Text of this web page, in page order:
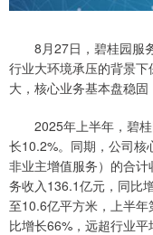
8月27日，碧桂园服务
行业大环境承压的背景
大，核心业务基本盘稳固
2025年上半年，碧桂
长10.2%。同期，公司核
非业主增值服务）的合
务收入136.1亿元，同比
至10.6亿平方米，上半
比增长66%，远超行业平